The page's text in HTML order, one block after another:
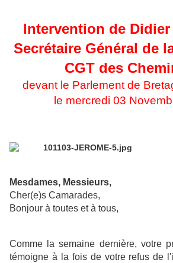
Intervention de Didier
Secrétaire Général de
CGT des
devant le Parlement de
le mercredi 03
Mesdames, Messieurs,
Cher(e)s Camarades,
Bonjour à toutes et à tous,
Comme la semaine dernière, votre
témoigne à la fois de votre refus de